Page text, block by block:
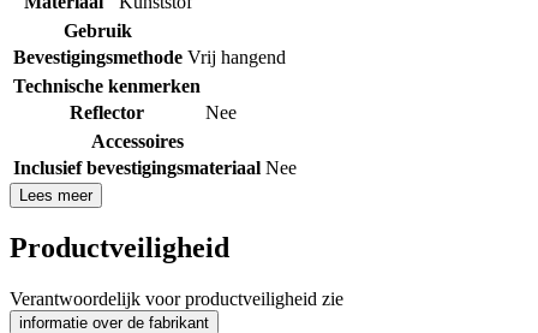
Gebruik
Bevestigingsmethode Vrij hangend
Technische kenmerken
Reflector
Nee
Accessoires
Inclusief bevestigingsmateriaal Nee
Lees meer
Productveiligheid
Verantwoordelijk voor productveiligheid zie
informatie over de fabrikant